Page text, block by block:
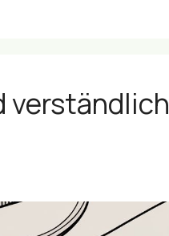
verständlich